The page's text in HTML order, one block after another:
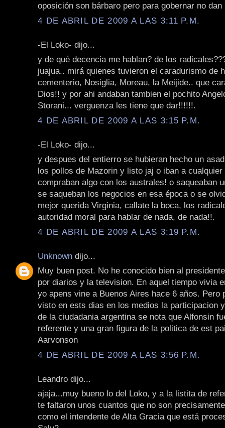
oposición son bárbaro pero para gobernar no
4 DE ABRIL DE 2009 A LAS 3:11 P.M.
-El Loko- dijo...
y de qué decencia me hablan? de los
juajua.. mirá quienes tuvieron el caradurismo de
cementerio, Nosiglia, Moreau, la Meijide.. que
Dios!! y por ahi andaban tambien el pochito
Storani... verguenza les tiene que dar!!!!!!.
4 DE ABRIL DE 2009 A LAS 3:15 P.M.
-El Loko- dijo...
y despues del entierro se hubieran hecho un
los pollos de Mazorin y listo jaj o iban a
compraban algo con los australes! o saqueaban
se saqueban los negocios en esa época o se
mejor querida Virginia, callate la boca, los
autoridad moral para hablar de nada, de nada!!.
4 DE ABRIL DE 2009 A LAS 3:19 P.M.
Unknown dijo...
Muy buen post. No he conocido bien al
por diarios y la television. En aquel tiempo vivia
yo apens vine a Buenos Aires hace 6 años. Pero
visto en ests dias en los medios la participacion
de la ciudadania argentina se nota que Alfonsin
referente y una gran figura de la politica de est
Aarvonson
4 DE ABRIL DE 2009 A LAS 3:56 P.M.
Leandro dijo...
ajaja...muy bueno lo del Loko, y a la listita de
te faltaron unos cuantos que no son
como el intendente de Alta Gracia que está